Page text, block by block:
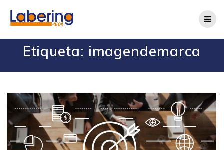
Etiqueta: imagendemarca